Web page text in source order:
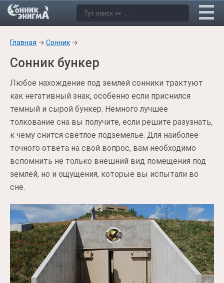
Главная → Сонник →
Сонник бункер
Любое нахождение под землей сонники трактуют
как негативный знак, особенно если приснился
темный и сырой бункер. Немного лучшее
толкование сна вы получите, если решите разузнать,
к чему снится светлое подземелье. Для наиболее
точного ответа на свой вопрос, вам необходимо
вспомнить не только внешний вид помещения под
землей, но и ощущения, которые вы испытали во
сне.